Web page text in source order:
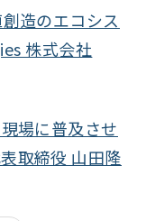
造のエコシス
株式会社
場に普及させ
取締役 山田隆